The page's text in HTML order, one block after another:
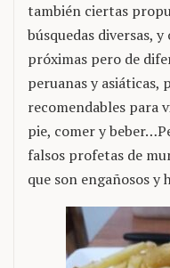
también ciertas
búsquedas diversas,
próximas pero de
peruanas y asiáticas,
recomendables para
pie, comer y
falsos profetas de
que son engañosos y